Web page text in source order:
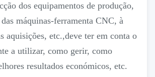
dos equipamentos de produção,
máquinas-ferramenta CNC, à
aquisições, etc.,deve ter em conta o
a utilizar, como gerir, como
resultados económicos, etc.